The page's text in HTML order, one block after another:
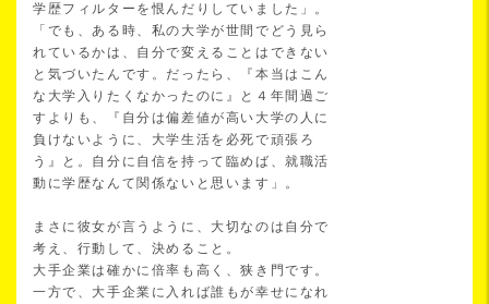
学歴フィルターを恨んだりしていました」。
「でも、ある時、私の大学が世間でどう見ら
れているかは、自分で変えることはできない
と気づいたんです。だったら、『本当はこん
な大学入りたくなかったのに』と４年間過ご
すよりも、『自分は偏差値が高い大学の人に
負けないように、大学生活を必死で頑張ろ
う』と。自分に自信を持って臨めば、就職活
動に学歴なんて関係ないと思います」。
まさに彼女が言うように、大切なのは自分で
考え、行動して、決めること。
大手企業は確かに倍率も高く、狭き門です。
一方で、大手企業に入れば誰もが幸せになれ